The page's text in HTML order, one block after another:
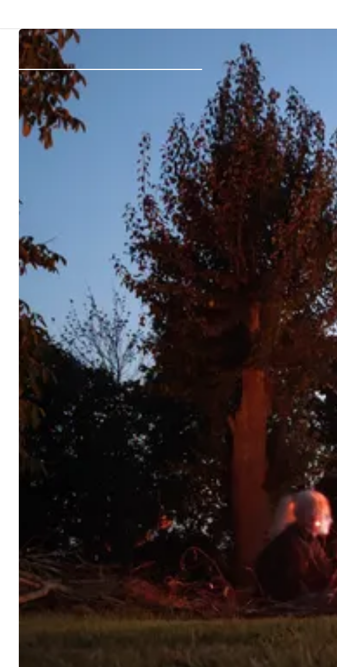
Se connecter
Créer un compte
Hébergements
Routes
Demande à Howdy
Inspiration photo
Conseils et inspirations
Récits d'aventures
Bons cadeaux
À propos de nous
Shop
Contact
Select language